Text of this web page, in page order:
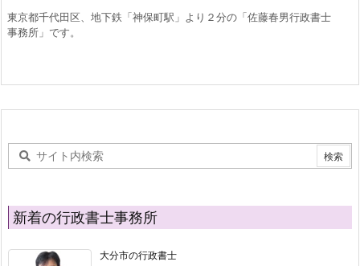
東京都千代田区、地下鉄「神保町駅」より２分の「佐藤春男行政書士
事務所」です。
新着の行政書士事務所
大分市の行政書士